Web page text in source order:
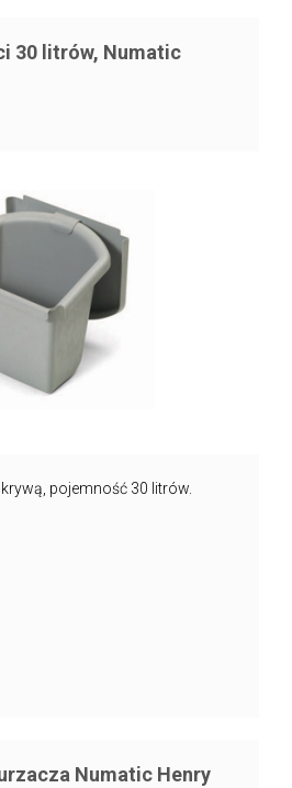
30 litrów, Numatic
pojemność 30 litrów.
Numatic Henry